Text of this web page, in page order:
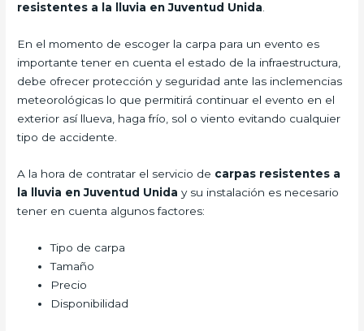
resistentes a la lluvia en Juventud Unida.
En el momento de escoger la carpa para un evento es
importante tener en cuenta el estado de la infraestructura,
debe ofrecer protección y seguridad ante las inclemencias
meteorológicas lo que permitirá continuar el evento en el
exterior así llueva, haga frío, sol o viento evitando cualquier
tipo de accidente.
A la hora de contratar el servicio de carpas resistentes a
la lluvia en Juventud Unida y su instalación es necesario
tener en cuenta algunos factores:
Tipo de carpa
Tamaño
Precio
Disponibilidad